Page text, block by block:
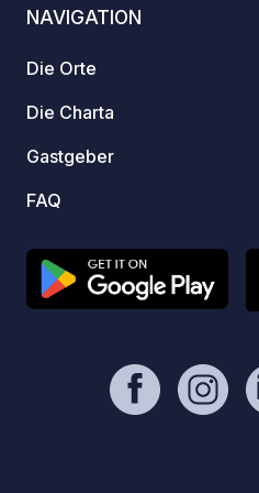
NAVIGATION
Die Orte
Die Charta
Gastgeber
FAQ